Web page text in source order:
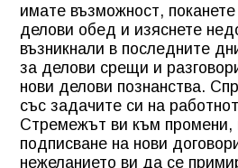
имате възможност, поканете
делови обед и изяснете
възникнали в последните
за делови срещи и
нови делови познанства.
със задачите си на
Стремежът ви към промени,
подписване на нови
нежеланието ви да се